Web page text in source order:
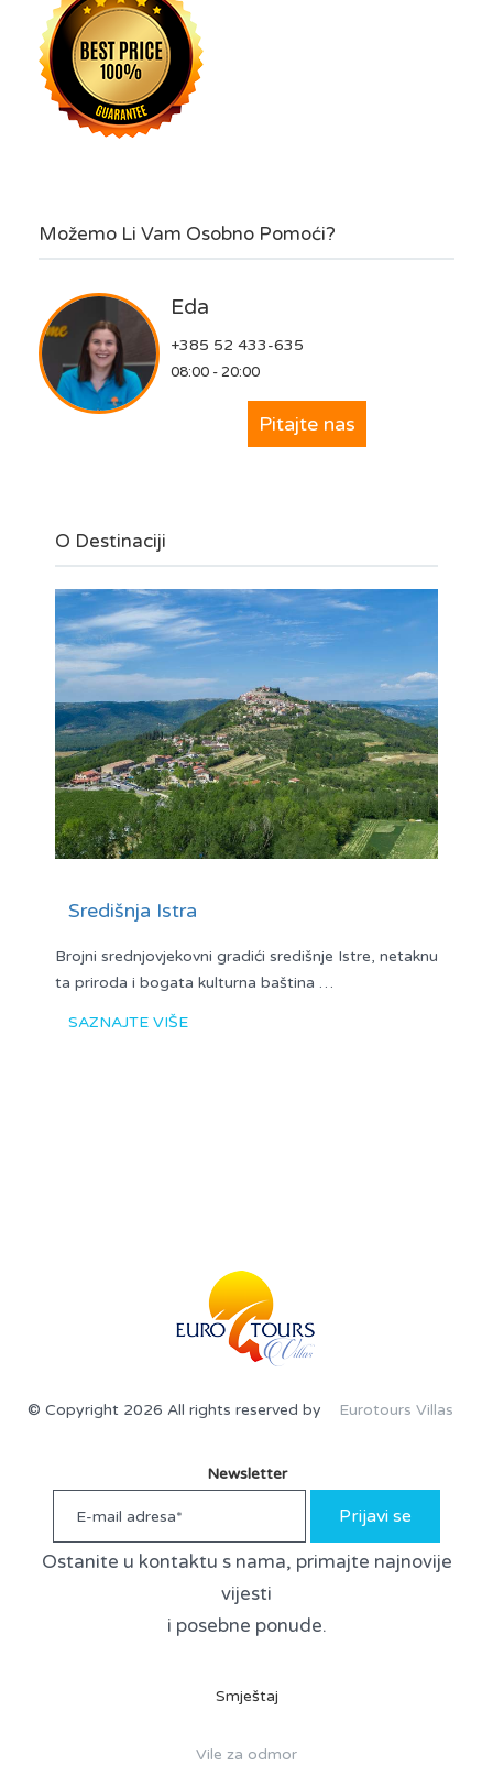
Možemo Li Vam Osobno Pomoći?
Eda
+385 52 433-635
08:00 - 20:00
Pitajte nas
O Destinaciji
Središnja Istra
Brojni srednjovjekovni gradići središnje Istre, netaknu
ta priroda i bogata kulturna baština …
SAZNAJTE VIŠE
© Copyright 2026 All rights reserved by Eurotours Villas
Newsletter
Prijavi se
Ostanite u kontaktu s nama, primajte najnovije
vijesti
i posebne ponude.
Smještaj
Vile za odmor